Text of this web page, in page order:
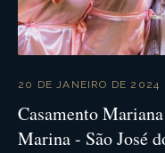
20 DE JANEIRO DE 2024
Casamento
Marina - São José